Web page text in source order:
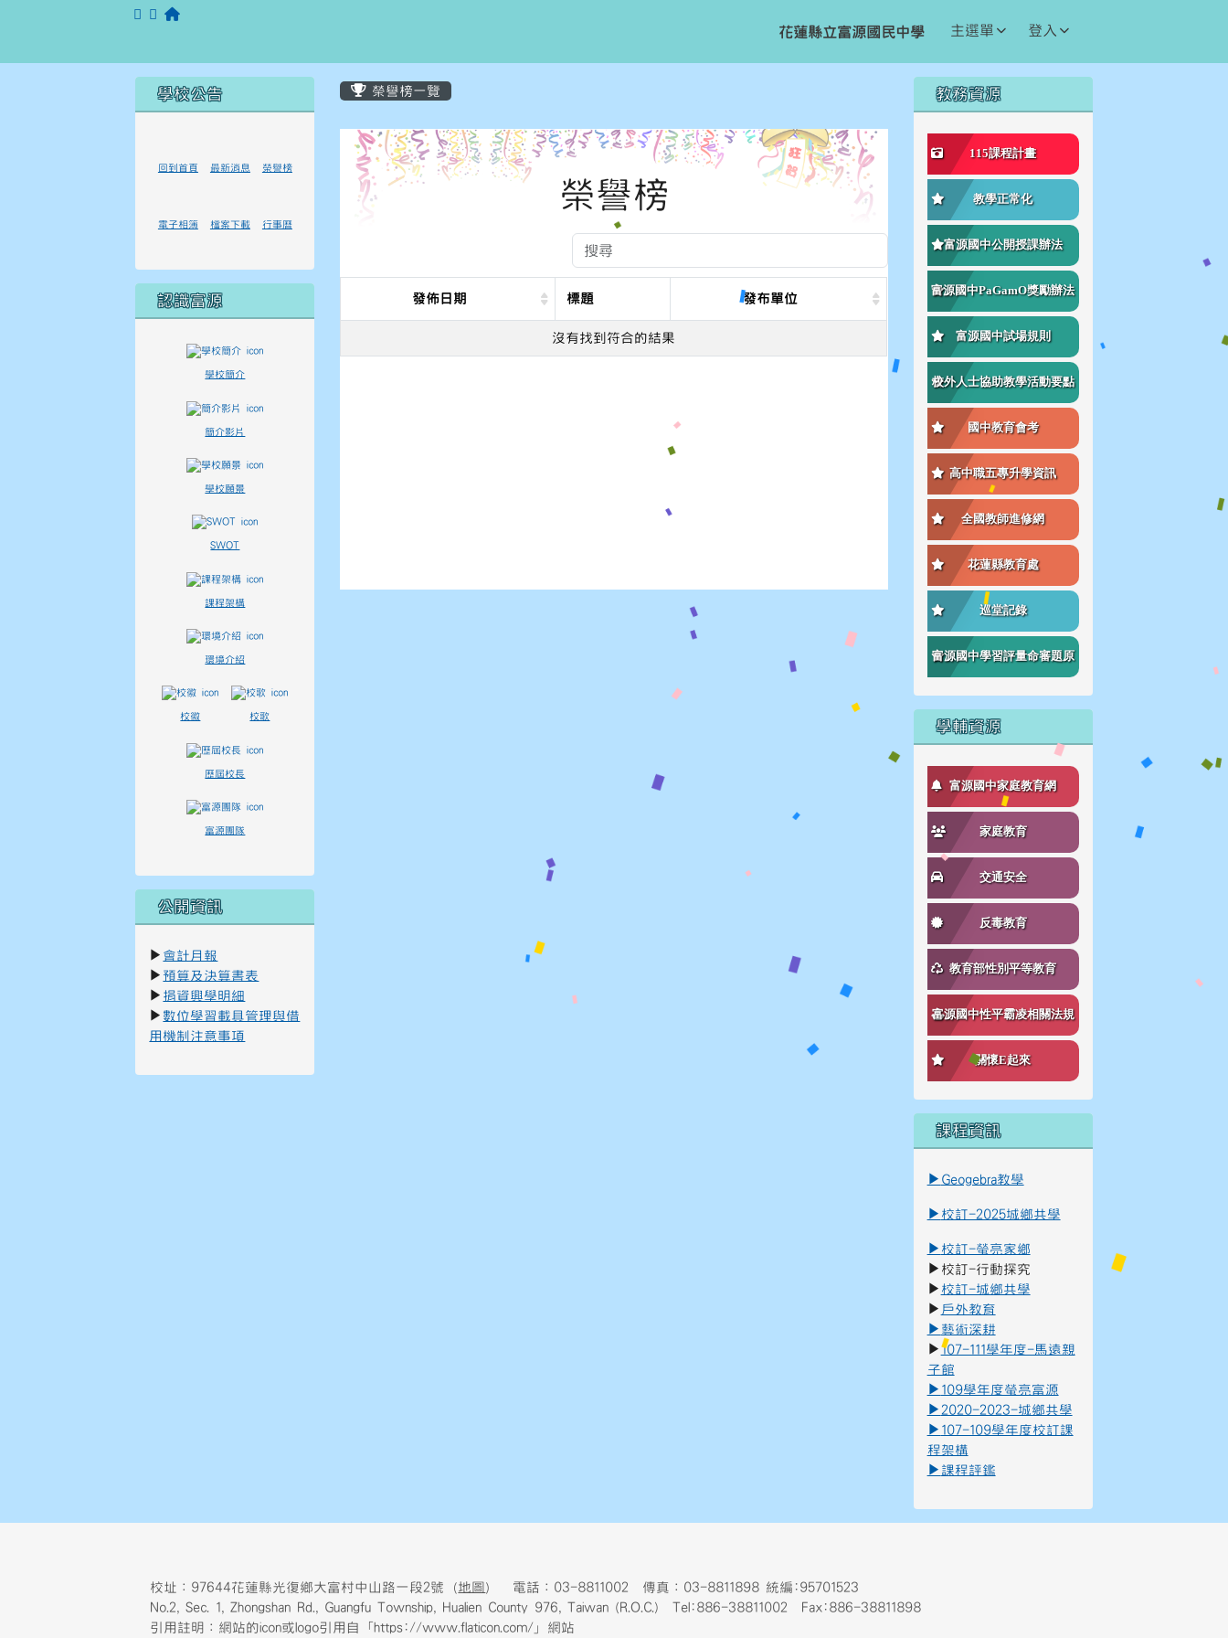
花蓮縣立富源國民中學 花蓮縣立富源國民中學 主選單 登入
左邊區域內容
學校公告
回到首頁 最新消息 榮譽榜
電子相簿 檔案下載 行事曆
認識富源
學校簡介
簡介影片
學校願景
SWOT
課程架構
環境介紹
校徽 校歌
歷屆校長
富源團隊
公開資訊
▶ 會計月報
▶ 預算及決算書表
▶ 捐資興學明細
▶ 數位學習載具管理與借
用機制注意事項
主內容區域
榮譽榜一覽
榮譽榜
發佈日期 標題 發布單位
沒有找到符合的結果
右邊區域內容
教務資源
115課程計畫
教學正常化
富源國中公開授課辦法
富源國中PaGamO獎勵辦法
富源國中試場規則
校外人士協助教學活動要點
國中教育會考
高中職五專升學資訊
全國教師進修網
花蓮縣教育處
巡堂記錄
富源國中學習評量命審題原
則
學輔資源
富源國中家庭教育網
家庭教育
交通安全
反毒教育
教育部性別平等教育
富源國中性平霸凌相關法規
關懷E起來
課程資訊
link to \ \"\\"_blank\\"\"
link to https://reurl.cc/K8Ko7g _blank
▶ Geogebra教學
▶ 校訂-2025城鄉共學
▶ 校訂-螢亮家鄉
▶ 校訂-行動探究
▶ 校訂-城鄉共學
▶ 戶外教育
▶ 藝術深耕
▶ 107-111學年度-馬遠親
子館
▶ 109學年度螢亮富源
▶ 2020-2023-城鄉共學
▶ 107-109學年度校訂課
程架構
▶ 課程評鑑
校址：97644花蓮縣光復鄉大富村中山路一段2號（地圖 ） 電話：03-8811002 傳真：03-8811898 統編:95701523
No.2, Sec. 1, Zhongshan Rd., Guangfu Township, Hualien County 976, Taiwan (R.O.C.) Tel:886-38811002 Fax:886-38811898
引用註明：網站的icon或logo引用自「https://www.flaticon.com/」網站